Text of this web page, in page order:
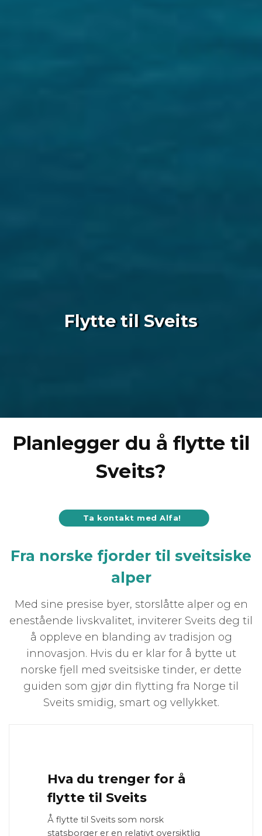
Flytte til Sveits
Planlegger du å flytte til
Sveits?
Ta kontakt med Alfa!
Fra norske fjorder til sveitsiske
alper
Med sine presise byer, storslåtte alper og en
enestående livskvalitet, inviterer Sveits deg til
å oppleve en blanding av tradisjon og
innovasjon. Hvis du er klar for å bytte ut
norske fjell med sveitsiske tinder, er dette
guiden som gjør din flytting fra Norge til
Sveits smidig, smart og vellykket.
Hva du trenger for å
flytte til Sveits
Å flytte til Sveits som norsk
statsborger er en relativt oversiktlig